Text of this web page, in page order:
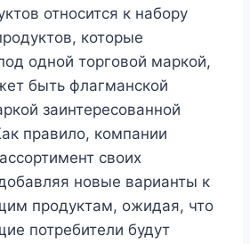
относится к набору
которые
одной торговой маркой,
быть флагманской
заинтересованной
правило, компании
своих
новые варианты к
продуктам, ожидая, что
потребители будут